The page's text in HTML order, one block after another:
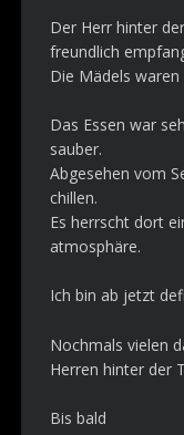
Der Herr hinter
freundlich
Die Mädels
Das Essen war
sauber.
Abgesehen vom
chillen.
Es herrscht dort
atmosphäre.
Ich bin ab jetzt
Nochmals vielen
Herren hinter der
Bis bald